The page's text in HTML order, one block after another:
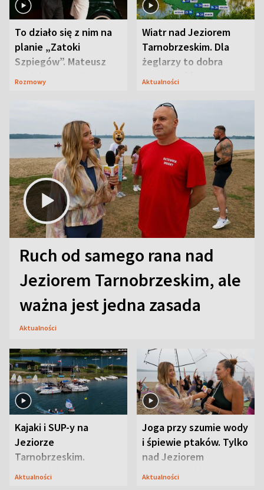
To działo się z nim na
planie „Zatoki
Szpiegów”. Mateusz
Janicki odsłonił
Rozmowy
Wiatr nad Jeziorem
Tarnobrzeskim. Dla
żeglarzy to dobra
wiadomość
Aktualności
Ruch od samego rana nad
Jeziorem Tarnobrzeskim, ale
ważna jest jedna zasada
Aktualności
Kajaki i SUP-y na
Jeziorze
Tarnobrzeskim.
Przyrodnicy zwracają
Aktualności
Joga przy szumie wody
i śpiewie ptaków. Tylko
nad Jeziorem
Tarnobrzeskim
Aktualności